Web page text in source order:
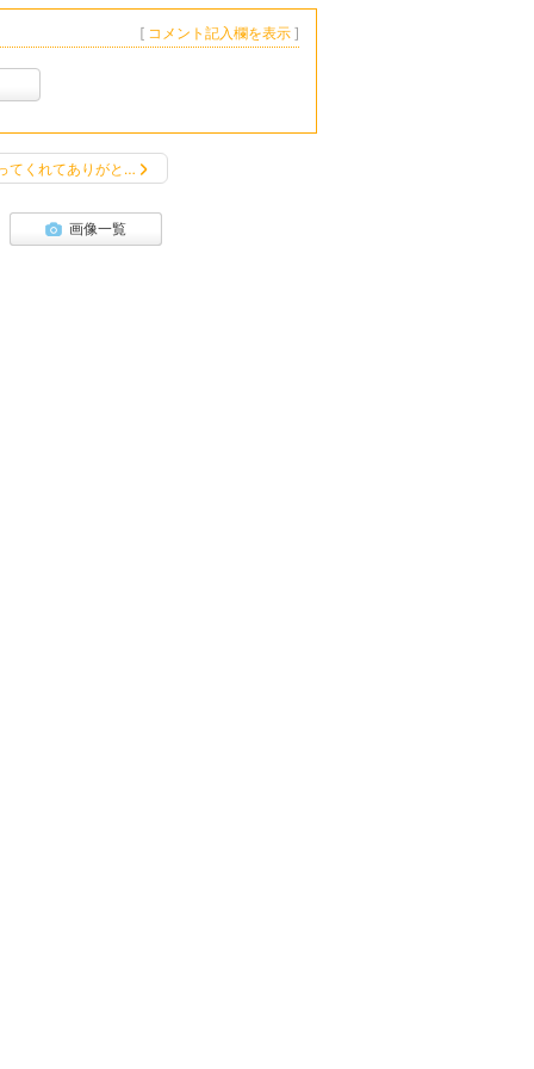
[ コメント記入欄を表示 ]
てくれてありがと…
画像一覧